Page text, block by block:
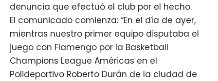
denuncia que efectuó el club por el hecho.
El comunicado comienza: “En el día de ayer,
mientras nuestro primer equipo disputaba el
juego con Flamengo por la Basketball
Champions League Américas en el
Polideportivo Roberto Durán de la ciudad de